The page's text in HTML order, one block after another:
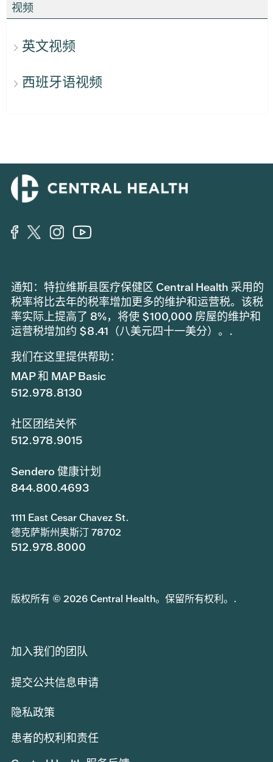
视频
英文视频
西班牙语视频
通知：特拉维斯县医疗保健区 Central Health 采用的
税率将比去年的税率增加更多的维护和运营税。该税
率实际上提高了 8%，将使 $100,000 房屋的维护和
运营税增加约 $8.41（八美元四十一美分）。.
我们在这里提供帮助：
MAP 和 MAP Basic
512.978.8130
社区团结关怀
512.978.9015
Sendero 健康计划
844.800.4693
1111 East Cesar Chavez St.
德克萨斯州奥斯汀 78702
512.978.8000
版权所有 © 2026 Central Health。保留所有权利。.
加入我们的团队
提交公共信息申请
隐私政策
患者的权利和责任